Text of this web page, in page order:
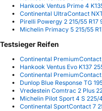
Hankook Ventus Prime 4
Continental UltraContact
Pirelli Powergy 2 215/55 R17
Michelin Primacy 5 215/55
Testsieger Reifen
Continental
Hankook Ventus Evo K137
Continental
Dunlop Blue Response TG
Vredestein Comtrac 2 Plus
Michelin Pilot Sport 4 S 225/
Continental SportContact 7